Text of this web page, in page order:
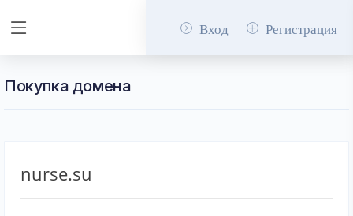
Вход Регистрация
Покупка домена
nurse.su